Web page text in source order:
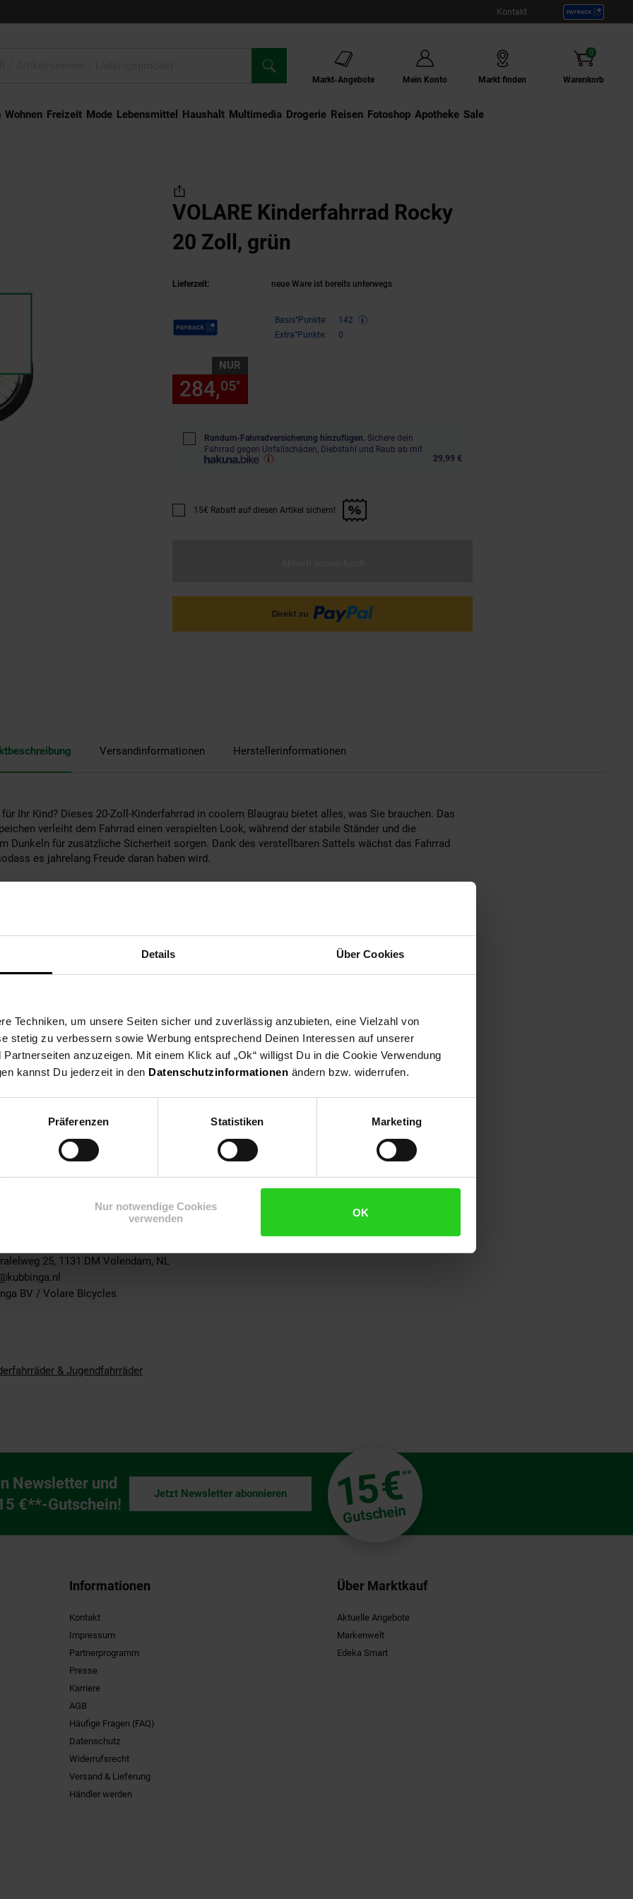
Details Über Cookies
Techniken, um unsere Seiten sicher und zuverlässig anzubieten, eine Vielzahl von
stetig zu verbessern sowie Werbung entsprechend Deinen Interessen auf unserer
anzuzeigen. Mit einem Klick auf „Ok“ willigst Du in die Cookie Verwendung
kannst Du jederzeit in den Datenschutzinformationen ändern bzw. widerrufen.
Präferenzen Statistiken Marketing
Nur notwendige Cookies
verwenden
OK
Kontakt
Markt-Angebote Mein Konto Markt finden Warenkorb
0
Artikel
Wohnen Freizeit Mode Lebensmittel Haushalt Multimedia Drogerie Externer Link:
Reisen Externer Link:
Fotoshop Externer Link:
Apotheke Sale
VOLARE Kinderfahrrad Rocky
20 Zoll, grün
Lieferzeit: neue Ware ist bereits unterwegs
Payback Punkte Basis°Punkte:
142
Extra°Punkte:
0
NUR
284,05*
Rundum-Fahrradversicherung hinzufügen. Sichere dein
Fahrrad gegen Unfallschäden, Diebstahl und Raub ab mit
29,99 €
Promotion "15€ Rabatt auf diesen Artikel sichern!" anwenden
15€ Rabatt auf diesen Artikel sichern!
Versandinformationen Herstellerinformationen
Ihr Kind? Dieses 20-Zoll-Kinderfahrrad in coolem Blaugrau bietet alles, was Sie brauchen. Das
verleiht dem Fahrrad einen verspielten Look, während der stabile Ständer und die
Dunkeln für zusätzliche Sicherheit sorgen. Dank des verstellbaren Sattels wächst das Fahrrad
es jahrelang Freude daran haben wird.
eine Rücktrittbremse und eine Handbremse für zuverlässige Sicherheit, während Lichter für
sorgen. Das Fahrrad wird außerdem mit einem separaten Kabelschloss geliefert, sodass es
mit Nexus 3 vereint Stil, Sicherheit und Benutzerfreundlichkeit – ein Qualitätsfahrrad, an
haben wird!
und ggf. nachstellen.
Bedienungsanleitung.
der StVZO
zu benutzen. Nicht im Straßenverkehr zu verwenden.
25, 1131 DM Volendam, NL
BV / Volare Bicycles
& Jugendfahrräder
Newsletter und
€**-Gutschein!
15€**
Gutschein
Jetzt Newsletter abonnieren
Informationen
Kontakt
Impressum
Partnerprogramm
Presse
Karriere
AGB
Häufige Fragen (FAQ)
Datenschutz
Widerrufsrecht
Versand & Lieferung
Händler werden
Über Marktkauf
Aktuelle Angebote
Markenwelt
Edeka Smart